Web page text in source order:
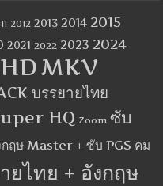
2012 2013 2014 2015
2021 2022 2023 2024
MKV
บรรยายไทย
HQ Zoom ซับ
กฤษ Master + ซับ PGS คม
ยไทย + อังกฤษ